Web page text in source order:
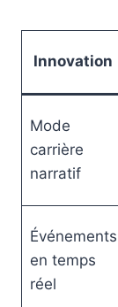
Innovation
Mode
carrière
narratif
Événements
en temps
réel